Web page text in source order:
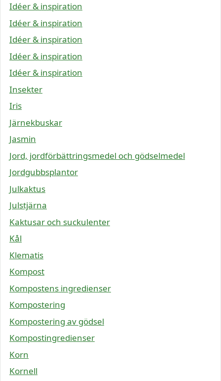
Idéer & inspiration
Idéer & inspiration
Idéer & inspiration
Idéer & inspiration
Idéer & inspiration
Insekter
Iris
Järnekbuskar
Jasmin
Jord, jordförbättringsmedel och gödselmedel
Jordgubbsplantor
Julkaktus
Julstjärna
Kaktusar och suckulenter
Kål
Klematis
Kompost
Kompostens ingredienser
Kompostering
Kompostering av gödsel
Kompostingredienser
Korn
Kornell